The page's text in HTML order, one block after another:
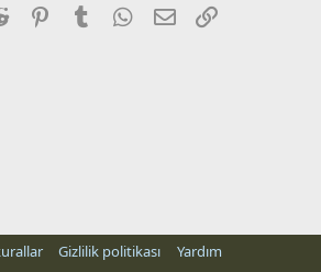
Reddit PinterestTumblr WhatsApp
E-posta
Gizlilik politikası
Yardım